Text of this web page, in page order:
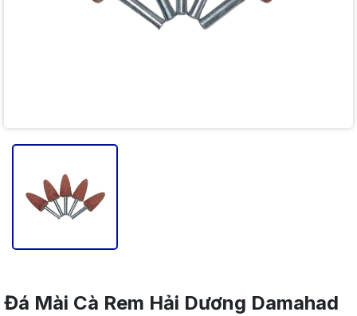
Đá Mài Cà Rem Hải Dương Damahad